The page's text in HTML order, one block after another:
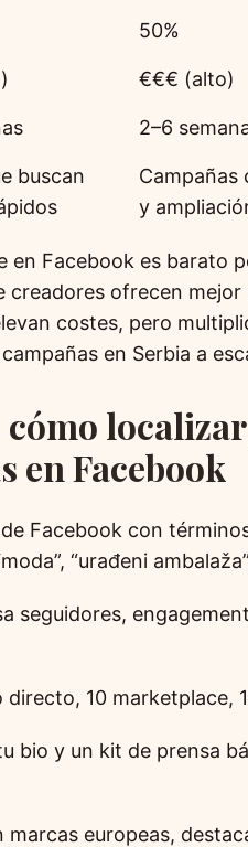
50%
€€€ (alto)
2–6
buscan
Campañas
y
Facebook es barato
creadores ofrecen
costes, pero
en Serbia a
cómo
en Facebook
Facebook con
“urađeni
seguidores,
10 marketplace,
bio y un kit de prensa
europeas,